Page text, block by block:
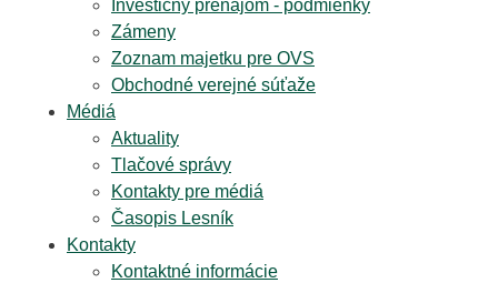
Investičný prenájom - podmienky
Zámeny
Zoznam majetku pre OVS
Obchodné verejné súťaže
Médiá
Aktuality
Tlačové správy
Kontakty pre médiá
Časopis Lesník
Kontakty
Kontaktné informácie